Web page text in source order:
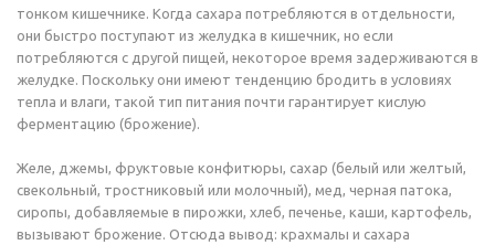
тонком кишечнике. Когда сахара потребляются в отдельности,
они быстро поступают из желудка в кишечник, но если
потребляются с другой пищей, некоторое время задерживаются в
желудке. Поскольку они имеют тенденцию бродить в условиях
тепла и влаги, такой тип питания почти гарантирует кислую
ферментацию (брожение).
Желе, джемы, фруктовые конфитюры, сахар (белый или желтый,
свекольный, тростниковый или молочный), мед, черная патока,
сиропы, добавляемые в пирожки, хлеб, печенье, каши, картофель,
вызывают брожение. Отсюда вывод: крахмалы и сахара